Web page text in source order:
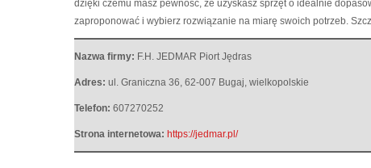
dzięki czemu masz pewność, że uzyskasz sprzęt o idealnie
zaproponować i wybierz rozwiązanie na miarę swoich potrzeb.
Nazwa firmy: F.H. JEDMAR Piort Jędras
Adres: ul. Graniczna 36, 62-007 Bugaj, wielkopolskie
Telefon: 607270252
Strona internetowa: https://jedmar.pl/